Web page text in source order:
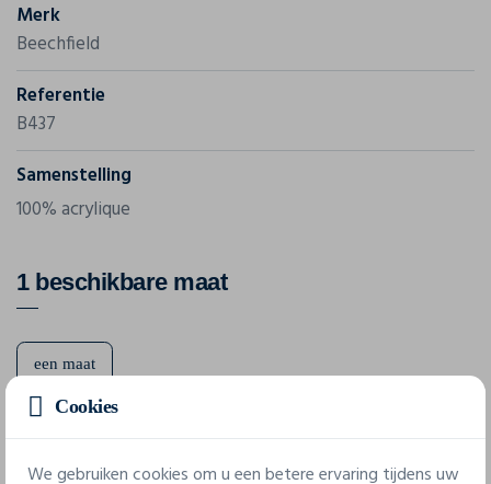
Merk
Beechfield
Referentie
B437
Samenstelling
100% acrylique
1 beschikbare maat
een maat
Cookies
We gebruiken cookies om u een betere ervaring tijdens uw